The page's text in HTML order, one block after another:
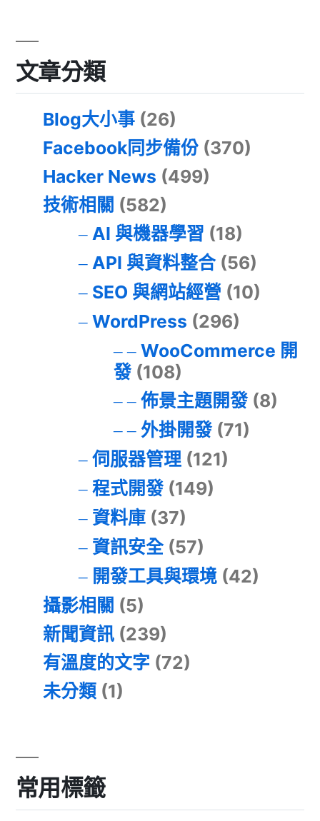
文章分類
Blog大小事 (26)
Facebook同步備份 (370)
Hacker News (499)
技術相關 (582)
AI 與機器學習 (18)
API 與資料整合(56)
SEO 與網站經營 (10)
WordPress (296)
WooCommerce 開
發(108)
佈景主題開發(8)
外掛開發(71)
伺服器管理(121)
程式開發(149)
資料庫(37)
資訊安全(57)
開發工具與環境(42)
攝影相關 (5)
新聞資訊 (239)
有溫度的文字 (72)
未分類 (1)
常用標籤